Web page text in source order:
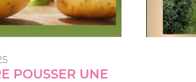
POUSSER UNE